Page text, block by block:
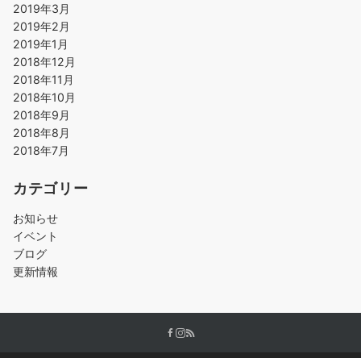
2019年3月
2019年2月
2019年1月
2018年12月
2018年11月
2018年10月
2018年9月
2018年8月
2018年7月
カテゴリー
お知らせ
イベント
ブログ
更新情報